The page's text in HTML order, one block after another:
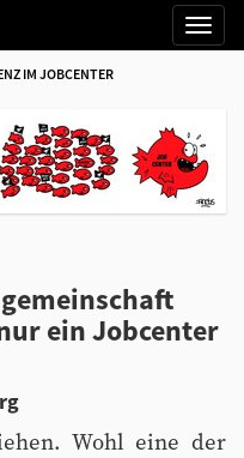
IM JOBCENTER
ein Jobcenter
Wohl eine der